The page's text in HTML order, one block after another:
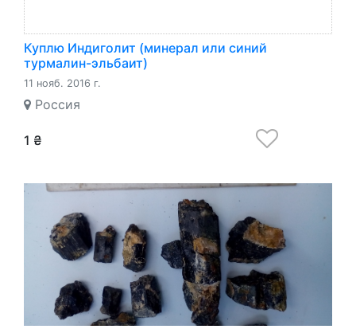
Куплю Индиголит (минерал или синий
турмалин-эльбаит)
11 нояб. 2016 г.
Россия
1 ₴